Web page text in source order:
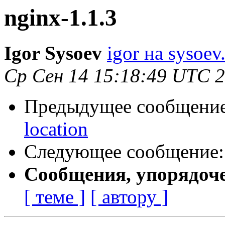
nginx-1.1.3
Igor Sysoev igor на
Ср Сен 14 15:18:49 UTC
Предыдущее
location
Следующее
Сообщения,
[ теме ] [ автору ]